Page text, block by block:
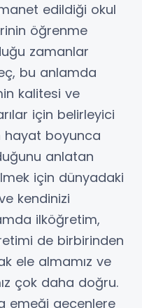
edildiği okul
öğrenme
zamanlar
bu anlamda
kalitesi ve
için belirleyici
hayat boyunca
anlatan
için dünyadaki
kendinizi
ilköğretim,
de birbirinden
ele almamız ve
çok daha doğru.
emeği geçenlere